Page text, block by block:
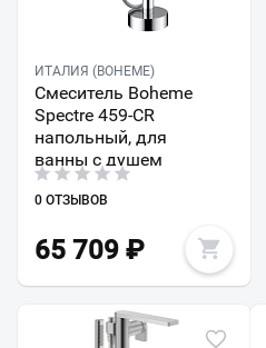
ИТАЛИЯ (BOHEME)
Смеситель Boheme
Spectre 459-CR
напольный, для
ванны с душем
0 ОТЗЫВОВ
65 709 ₽